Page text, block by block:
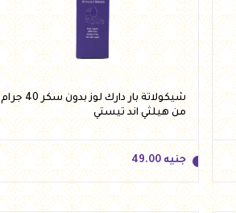
أضف للسلة
شيكولاتة بار دارك لوز بدون سكر 40 جرام
من هيلثي اند تيستي
جنيه 49.00